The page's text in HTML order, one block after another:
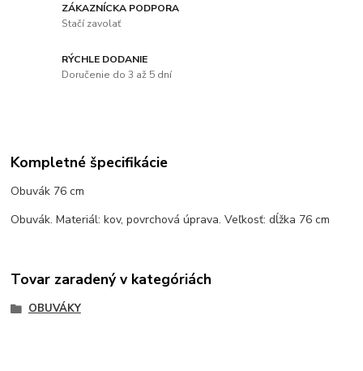
ZÁKAZNÍCKA PODPORA
Stačí zavolať
RÝCHLE DODANIE
Doručenie do 3 až 5 dní
Kompletné špecifikácie
Obuvák 76 cm
Obuvák. Materiál: kov, povrchová úprava. Veľkosť: dĺžka 76 cm
Tovar zaradený v kategóriách
OBUVÁKY